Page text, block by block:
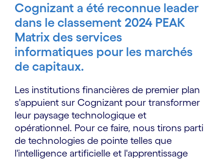
Cognizant a été reconnue leader
dans le classement 2024 PEAK
Matrix des services
informatiques pour les marchés
de capitaux.
Les institutions financières de premier plan
s'appuient sur Cognizant pour transformer
leur paysage technologique et
opérationnel. Pour ce faire, nous tirons parti
de technologies de pointe telles que
l'intelligence artificielle et l'apprentissage